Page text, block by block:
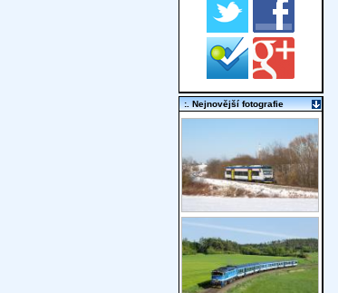
:. Nejnovější fotografie